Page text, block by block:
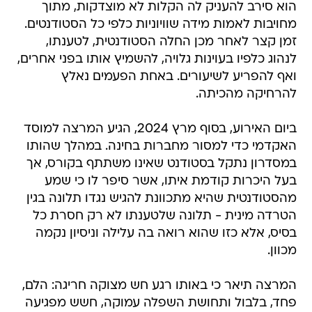
הוא סירב להעניק לה הקלות לא מוצדקות, מתוך
מחויבות לאמות מידה שוויוניות כלפי כל הסטודנטים.
זמן קצר לאחר מכן החלה הסטודנטית, לטענתו,
לנהוג כלפיו בעוינות גלויה, להשמיץ אותו בפני אחרים,
ואף להפריע לשיעורים. באחת הפעמים נאלץ
להרחיקה מהכיתה.
ביום האירוע, בסוף מרץ 2024, הגיע המרצה למוסד
האקדמי כדי למסור מחברות בחינה. במהלך שהותו
במסדרון נתקל בסטודנט שאינו משתתף בקורס, אך
בעל היכרות קודמת איתו, אשר סיפר לו כי שמע
מהסטודנטית שהיא מתכוונת להגיש נגדו תלונה בגין
הטרדה מינית - תלונה שלטענתו לא רק חסרת כל
בסיס, אלא כזו שהוא רואה בה עלילה וניסיון נקמה
מכוון.
המרצה תיאר כי באותו רגע חש מצוקה חריגה: הלם,
פחד, בלבול ותחושת השפלה עמוקה, חשש מפגיעה